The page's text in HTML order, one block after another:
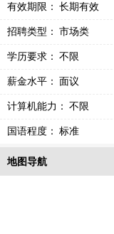
有效期限： 长期有效
招聘类型： 市场类
学历要求： 不限
薪金水平： 面议
计算机能力： 不限
国语程度： 标准
地图导航